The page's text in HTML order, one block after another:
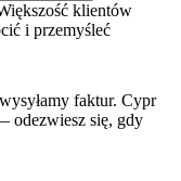
klientów
i przemyśleć
faktur. Cypr
odezwiesz się, gdy